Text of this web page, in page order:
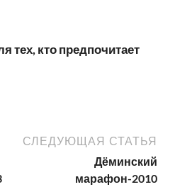
тех, кто предпочитает
СЛЕДУЮЩАЯ СТАТЬЯ
Дёминский
марафон-2010